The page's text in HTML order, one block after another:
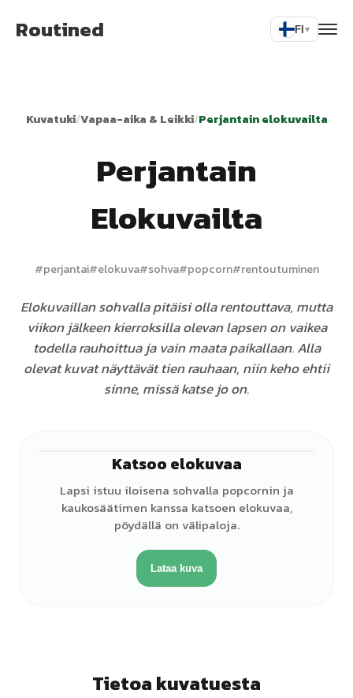
Routined FI▾
Kuvatuki/Vapaa-aika & Leikki/Perjantain elokuvailta
Perjantain
Elokuvailta
#perjantai#elokuva#sohva#popcorn#rentoutuminen
Elokuvaillan sohvalla pitäisi olla rentouttava, mutta
viikon jälkeen kierroksilla olevan lapsen on vaikea
todella rauhoittua ja vain maata paikallaan. Alla
olevat kuvat näyttävät tien rauhaan, niin keho ehtii
sinne, missä katse jo on.
Katsoo elokuvaa
Lapsi istuu iloisena sohvalla popcornin ja
kaukosäätimen kanssa katsoen elokuvaa,
pöydällä on välipaloja.
Lataa kuva
Tietoa kuvatuesta